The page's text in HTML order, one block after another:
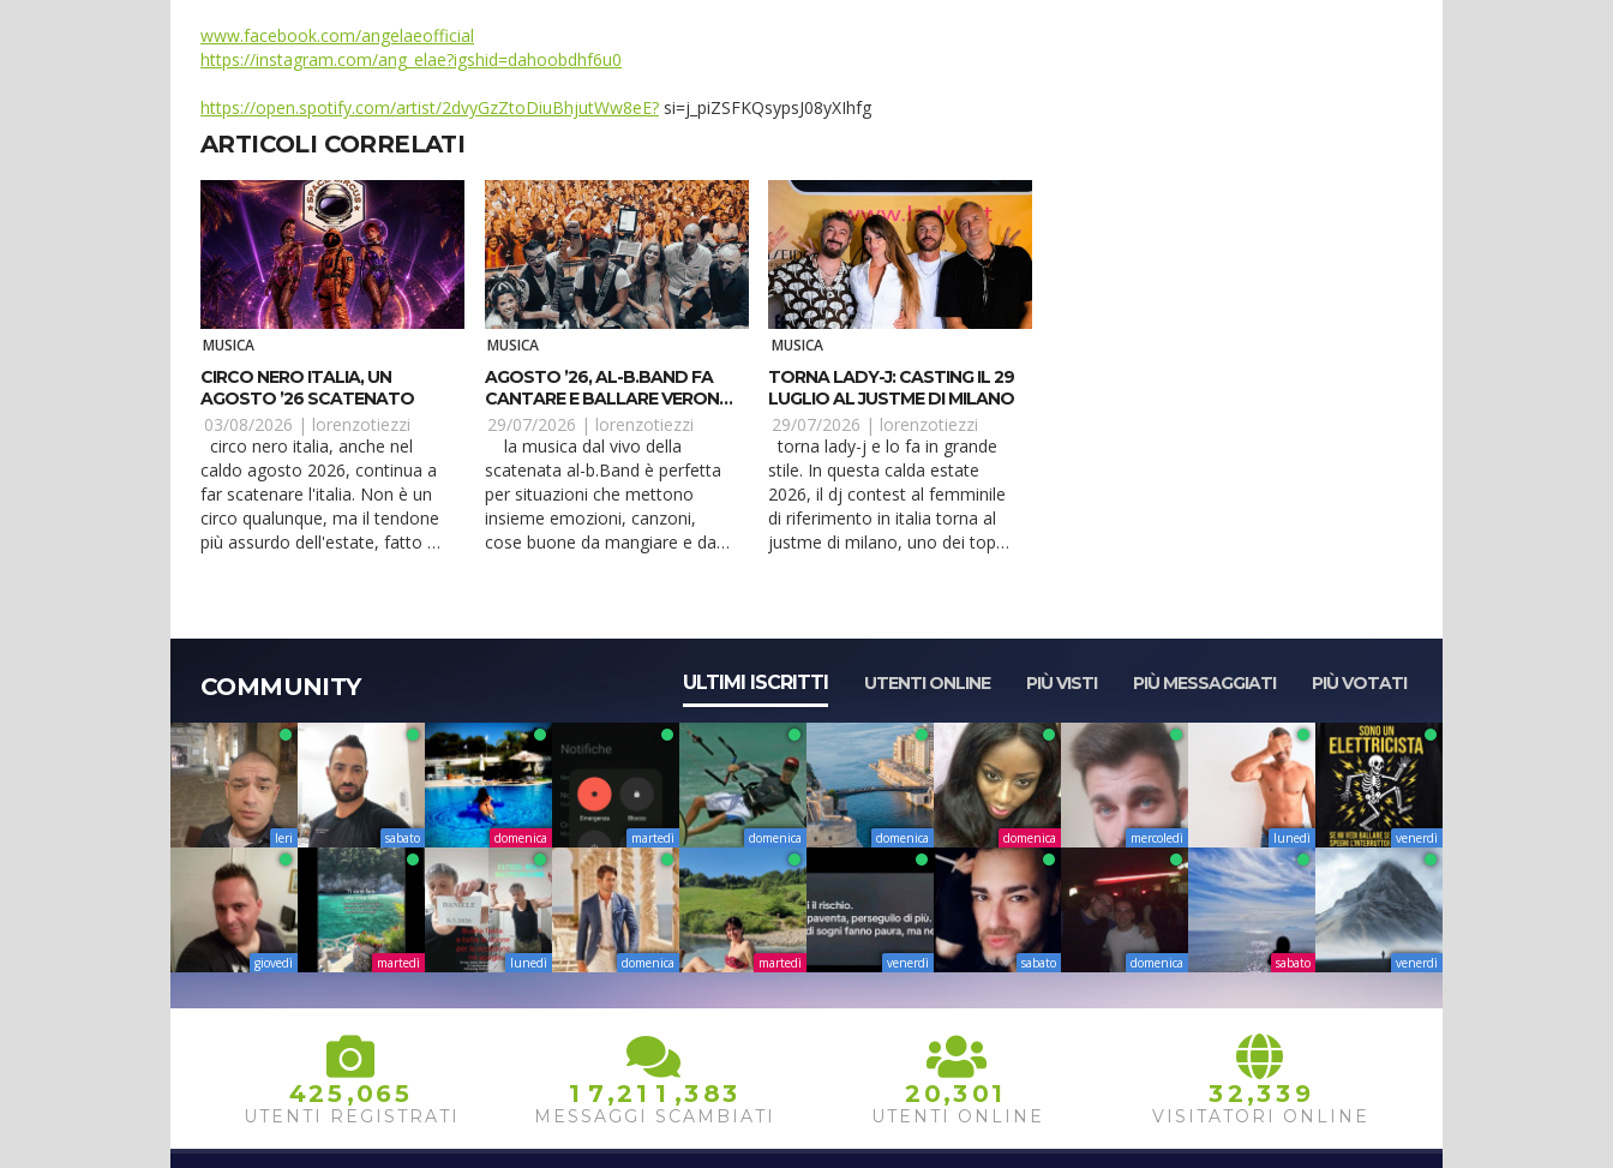
www.facebook.com/angelaeofficial
https://instagram.com/ang_elae?igshid=dahoobdhf6u0
https://open.spotify.com/artist/2dvyGzZtoDiuBhjutWw8eE? si=j_piZSFKQsypsJ08yXIhfg
ARTICOLI CORRELATI
MUSICA
CIRCO NERO ITALIA, UN
AGOSTO ’26 SCATENATO
03/08/2026 | lorenzotiezzi
caldo agosto 2026, continua a
far scatenare l'italia. Non è un
circo qualunque, ma il tendone
più assurdo dell'estate, fatto di
MUSICA
AGOSTO ’26, AL-B.BAND FA
CANTARE E BALLARE VERONA
E JESOLO
29/07/2026 | lorenzotiezzi
scatenata al-b.Band è perfetta
per situazioni che mettono
insieme emozioni, canzoni,
cose buone da mangiare e da
MUSICA
TORNA LADY-J: CASTING IL 29
LUGLIO AL JUSTME DI MILANO
29/07/2026 | lorenzotiezzi
torna lady-j e lo fa in grande
stile. In questa calda estate
2026, il dj contest al femminile
di riferimento in italia torna al
justme di milano, uno dei top
COMMUNITY ULTIMI ISCRITTI UTENTI ONLINE PIÙ VISTI PIÙ MESSAGGIATI PIÙ VOTATI
Ieri sabato domenica martedì domenica domenica domenica mercoledì lunedì venerdì
giovedì martedì lunedì domenica martedì venerdì sabato domenica sabato venerdì
425 ,065
UTENTI REGISTRATI
1 7 ,2 1 1 ,3 83
MESSAGGI SCAMBIATI
2 0,3 01
UTENTI ONLINE
32 ,33 9
VISITATORI ONLINE